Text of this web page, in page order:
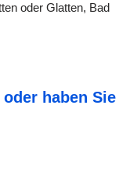
oder Glatten, Bad
haben Sie